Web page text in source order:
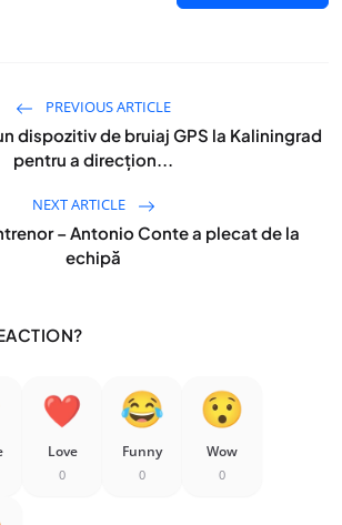
PREVIOUS ARTICLE
dispozitiv de bruiaj GPS la Kaliningrad
pentru a direcțion...
NEXT ARTICLE
– Antonio Conte a plecat de la
echipă
Love
0
Funny
0
Wow
0